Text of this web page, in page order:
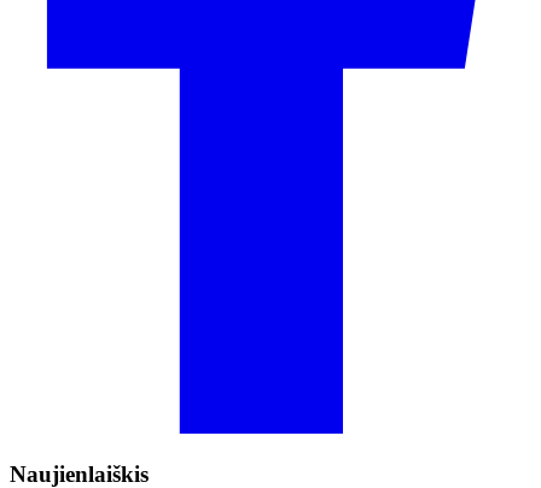
Naujienlaiškis